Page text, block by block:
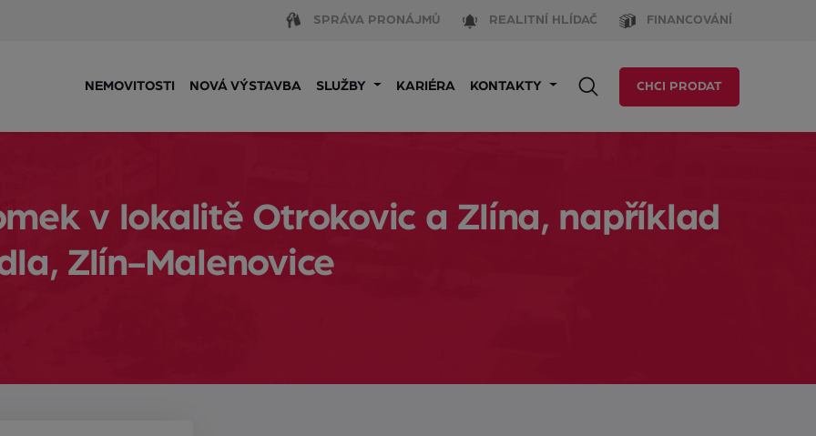
SPRÁVA PRONÁJMŮ REALITNÍ HLÍDAČ FINANCOVÁNÍ
NEMOVITOSTI NOVÁ VÝSTAVBA SLUŽBY KARIÉRA KONTAKTY CHCI PRODAT
v lokalitě Otrokovic a Zlína, například
Zlín-Malenovice